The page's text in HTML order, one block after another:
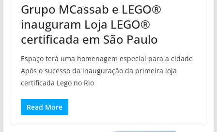
Grupo MCassab e LEGO®
inauguram Loja LEGO®
certificada em São Paulo
Espaço terá uma homenagem especial para a cidade
Após o sucesso da inauguração da primeira loja
certificada Lego no Rio
Read More